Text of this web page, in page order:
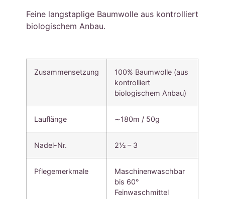
Feine langstaplige Baumwolle aus kontrolliert
biologischem Anbau.
Zusammensetzung
100% Baumwolle (aus
kontrolliert
biologischem Anbau)
Lauflänge ∼180m / 50g
Nadel-Nr. 2½ – 3
Pflegemerkmale
Maschinenwaschbar
bis 60°
Feinwaschmittel